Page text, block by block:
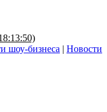
шоу-бизнеса | Новости